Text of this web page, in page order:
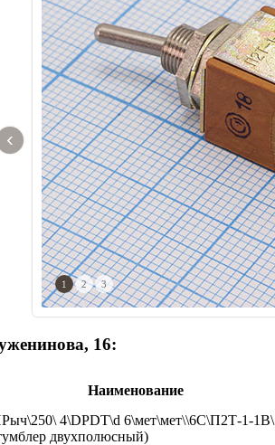
‹
1 2 3
16:
Наименование
4\DPDT\d 6\мет\мет\\6C\П2Т-1-1В\
двухполюсный)